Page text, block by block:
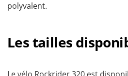
polyvalent.
Les tailles